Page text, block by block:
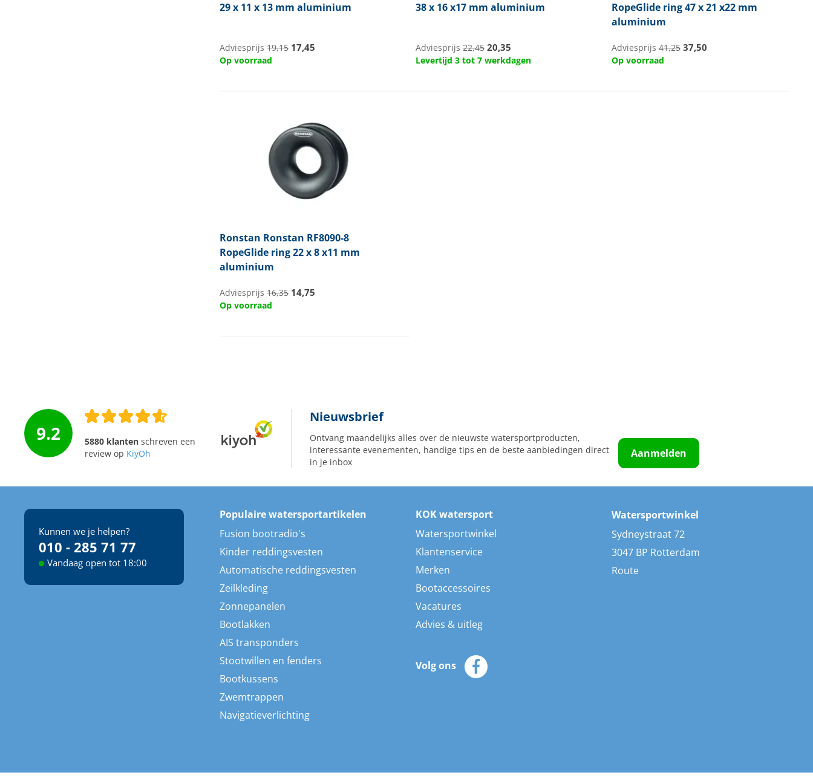
29 x 11 x 13 mm aluminium
Adviesprijs19,15 17,45
Op voorraad
38 x 16 x17 mm aluminium
Adviesprijs 22,45 20,35
Levertijd 3 tot 7 werkdagen
RopeGlide ring 47 x 21 x22 mm
aluminium
Adviesprijs41,25 37,50
Op voorraad
Ronstan Ronstan RF8090-8
RopeGlide ring 22 x 8 x11 mm
aluminium
Adviesprijs16,35 14,75
Op voorraad
9.2 5880 klantenschreven een
review op KiyOh
Nieuwsbrief
Ontvang maandelijks alles over de nieuwste watersportproducten,
interessante evenementen, handige tips en de beste aanbiedingen direct
in je inbox
Aanmelden
Kunnen we je helpen?
010 - 285 71 77
Vandaag open tot 18:00
Populaire watersportartikelen
Fusion bootradio's
Kinder reddingsvesten
Automatische reddingsvesten
Zeilkleding
Zonnepanelen
Bootlakken
AIS transponders
Stootwillen en fenders
Bootkussens
Zwemtrappen
Navigatieverlichting
KOK watersport
Watersportwinkel
Klantenservice
Merken
Bootaccessoires
Vacatures
Advies & uitleg
Volg ons
Watersportwinkel
Sydneystraat 72
3047 BP Rotterdam
Route